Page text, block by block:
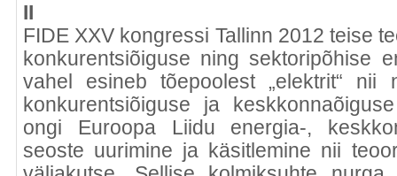
II
FIDE XXV kongressi Tallinn 2012 teise
konkurentsiõiguse ning sektoripõhise
vahel esineb tõepoolest „elektrit“ nii
konkurentsiõiguse ja
ongi Euroopa Liidu energia-,
seoste uurimine ja käsitlemine nii